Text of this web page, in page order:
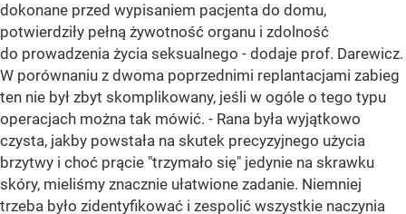
dokonane przed wypisaniem pacjenta do domu,
potwierdziły pełną żywotność organu i zdolność
do prowadzenia życia seksualnego - dodaje prof. Darewicz.
W porównaniu z dwoma poprzednimi replantacjami zabieg
ten nie był zbyt skomplikowany, jeśli w ogóle o tego typu
operacjach można tak mówić. - Rana była wyjątkowo
czysta, jakby powstała na skutek precyzyjnego użycia
brzytwy i choć prącie "trzymało się" jedynie na skrawku
skóry, mieliśmy znacznie ułatwione zadanie. Niemniej
trzeba było zidentyfikować i zespolić wszystkie naczynia